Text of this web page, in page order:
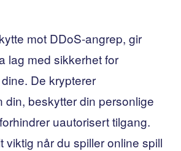
mot DDoS-angrep, gir
lag med sikkerhet for
De krypterer
din, beskytter din personlige
uautorisert tilgang.
viktig når du spiller online spill